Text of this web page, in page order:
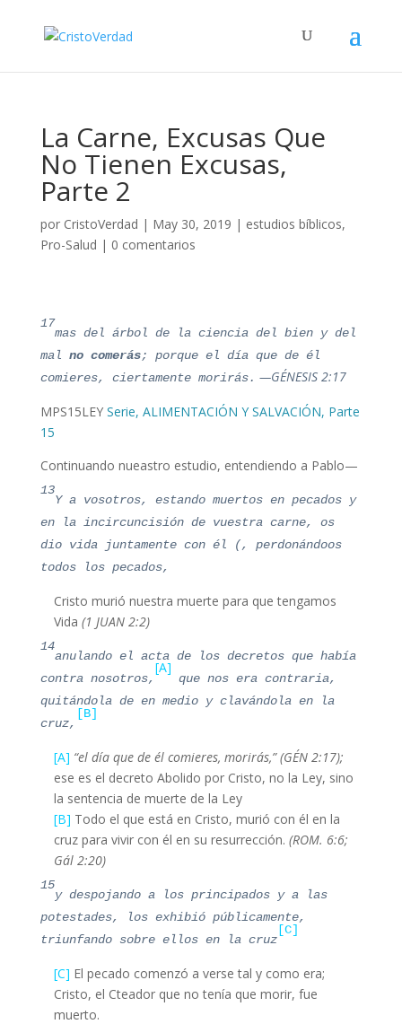
La Carne, Excusas Que
No Tienen Excusas,
Parte 2
por CristoVerdad | May 30, 2019 | estudios bíblicos,
Pro-Salud | 0 comentarios
17
mas del árbol de la ciencia del bien y del
mal no comerás; porque el día que de él
comieres, ciertamente morirás. —GÉNESIS 2:17
MPS15LEY Serie, ALIMENTACIÓN Y SALVACIÓN, Parte
15
Continuando nueastro estudio, entendiendo a Pablo—
13
Y a vosotros, estando muertos en pecados y
en la incircuncisión de vuestra carne, os
dio vida juntamente con él (, perdonándoos
todos los pecados,
Cristo murió nuestra muerte para que tengamos
Vida (1 JUAN 2:2)
14
anulando el acta de los decretos que había
contra nosotros,
[A]
que nos era contraria,
quitándola de en medio y clavándola en la
cruz,
[B]
[A] “el día que de él comieres, morirás,” (GÉN 2:17);
ese es el decreto Abolido por Cristo, no la Ley, sino
la sentencia de muerte de la Ley
[B] Todo el que está en Cristo, murió con él en la
cruz para vivir con él en su resurrección. (ROM. 6:6;
Gál 2:20)
15
y despojando a los principados y a las
potestades, los exhibió públicamente,
triunfando sobre ellos en la cruz
[C]
[C] El pecado comenzó a verse tal y como era;
Cristo, el Cteador que no tenía que morir, fue
muerto.